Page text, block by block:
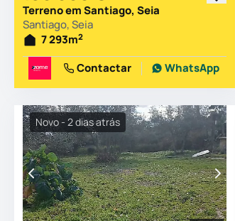
Terreno em Santiago, Seia
Santiago, Seia
7 293m2
Contactar WhatsApp
Novo - 2 dias atrás